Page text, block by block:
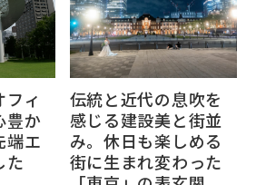
フィ
豊か
端エ
た
伝統と近代の息吹を
感じる建設美と街並
み。休日も楽しめる
街に生まれ変わった